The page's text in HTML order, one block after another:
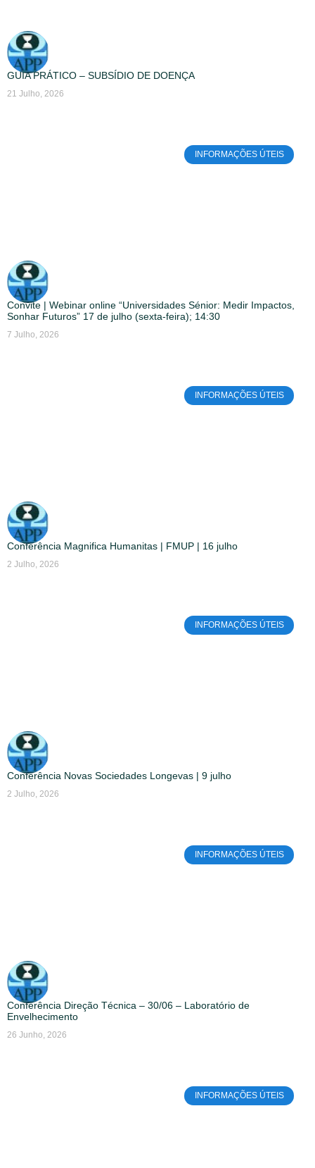
GUIA PRÁTICO – SUBSÍDIO DE DOENÇA
21 Julho, 2026
INFORMAÇÕES ÚTEIS
Convite | Webinar online “Universidades Sénior: Medir Impactos,
Sonhar Futuros” 17 de julho (sexta-feira); 14:30
7 Julho, 2026
INFORMAÇÕES ÚTEIS
Conferência Magnifica Humanitas | FMUP | 16 julho
2 Julho, 2026
INFORMAÇÕES ÚTEIS
Conferência Novas Sociedades Longevas | 9 julho
2 Julho, 2026
INFORMAÇÕES ÚTEIS
Conferência Direção Técnica – 30/06 – Laboratório de
Envelhecimento
26 Junho, 2026
INFORMAÇÕES ÚTEIS